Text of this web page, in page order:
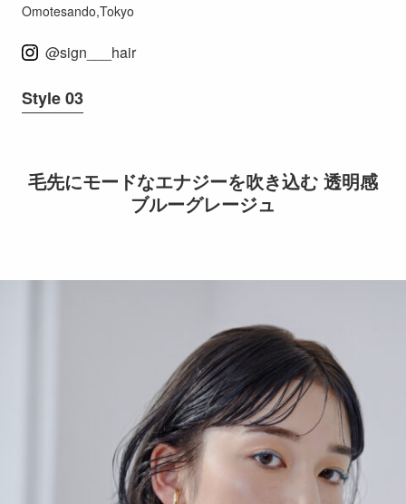
Omotesando,Tokyo
@sign___hair
Style 03
毛先にモードなエナジーを吹き込む 透明感
ブルーグレージュ